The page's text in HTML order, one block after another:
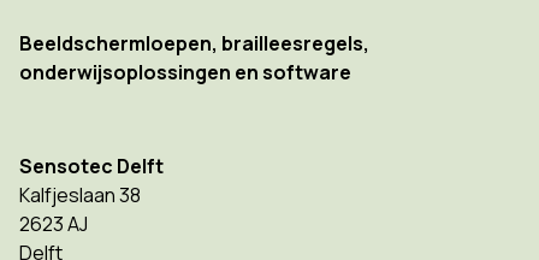
Beeldschermloepen, brailleesregels,
onderwijsoplossingen en software
Sensotec Delft
Kalfjeslaan 38
2623 AJ
Delft